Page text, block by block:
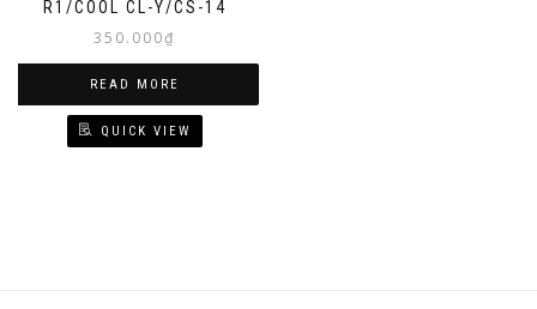
R1/COOL CL-Y/CS-14
350.000₫
READ MORE
QUICK VIEW